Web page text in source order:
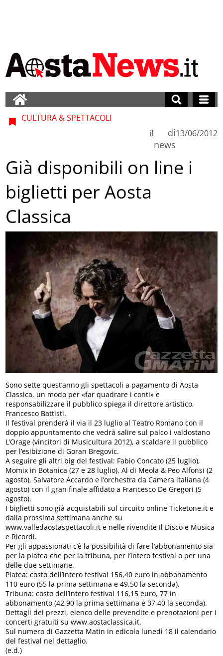
CULTURA & SPETTACOLI
di
news
il 13/06/2012
Già disponibili on line i
biglietti per Aosta
Classica
Sono sette quest’anno gli spettacoli a pagamento di Aosta
Classica, un modo per «far quadrare i conti» e
responsabilizzare il pubblico spiega il direttore artistico,
Francesco Battisti.
Il festival prenderà il via il 23 luglio al Teatro Romano con il
doppio appuntamento che vedrà salire sul palco i valdostano
L’Orage (vincitori di Musicultura 2012), a scaldare il pubblico
per l’esibizione di Goran Bregovic.
A seguire gli altri big del festival: Fabio Concato (25 luglio),
Momix in Botanica (27 e 28 luglio), Al di Meola & Peo Alfonsi (2
agosto), Salvatore Accardo e l’orchestra da Camera italiana (4
agosto) con il gran finale affidato a Francesco De Gregori (5
agosto).
I biglietti sono già acquistabili sul circuito online Ticketone.it e
dalla prossima settimana anche su
www.valledaostaspettacoli.it e nelle rivendite Il Disco e Musica
e Ricordi.
Per gli appassionati c’è la possibilità di fare l’abbonamento sia
per la platea che per la tribuna, per l’intero festival o per una
delle due settimane.
Platea: costo dell’intero festival 156,40 euro in abbonamento
110 euro (55 la prima settimana e 49,50 la seconda).
Tribuna: costo dell’intero festival 116,15 euro, 77 in
abbonamento (42,90 la prima settimana e 37,40 la seconda).
Dettagli dei prezzi, elenco delle prevendite e prenotazioni per i
concerti gratuiti su www.aostaclassica.it.
Sul numero di Gazzetta Matin in edicola lunedì 18 il calendario
del festival nel dettaglio.
(e.d.)